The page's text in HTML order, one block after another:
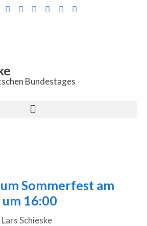
Bundestages
Sommerfest am
16:00
Lars Schieske